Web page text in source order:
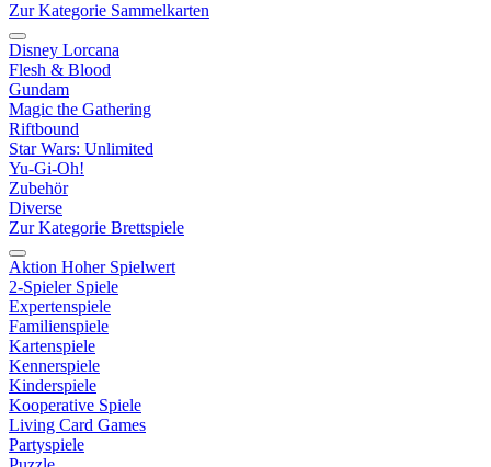
Zur Kategorie Sammelkarten
Disney Lorcana
Flesh & Blood
Gundam
Magic the Gathering
Riftbound
Star Wars: Unlimited
Yu-Gi-Oh!
Zubehör
Diverse
Zur Kategorie Brettspiele
Aktion Hoher Spielwert
2-Spieler Spiele
Expertenspiele
Familienspiele
Kartenspiele
Kennerspiele
Kinderspiele
Kooperative Spiele
Living Card Games
Partyspiele